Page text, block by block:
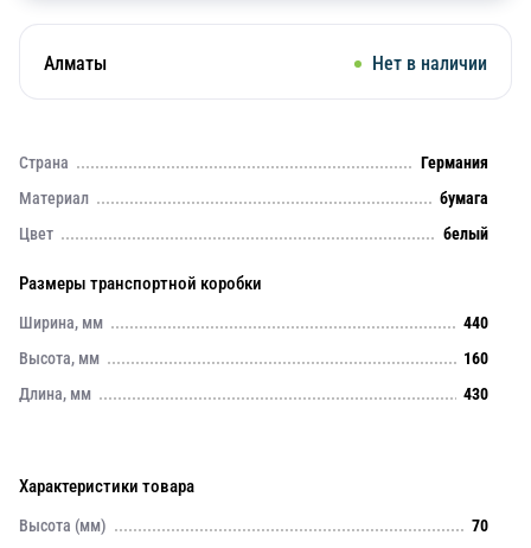
Алматы Нет в наличии
Страна
Германия
Материал
бумага
Цвет
белый
Размеры транспортной коробки
Ширина, мм
440
Высота, мм
160
Длина, мм
430
Характеристики товара
Высота (мм)
70